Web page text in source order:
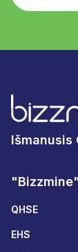
Išmanusis
QHSE
EHS